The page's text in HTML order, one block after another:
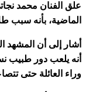
علق الفنان محمد
الماضية، بأنه سبب
أشار إلى أن المشهد
أنه يلعب دور طبيب
وراء العائلة حتى